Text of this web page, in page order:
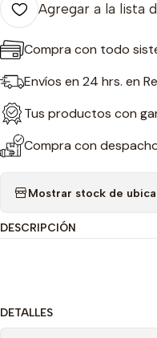
Agregar a la lista
Compra con todo
Envíos en 24 hrs. en
Tus productos con
Compra con
Mostrar stock de
DESCRIPCIÓN
DETALLES